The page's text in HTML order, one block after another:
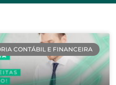
CONTÁBIL E FINANCEIRA